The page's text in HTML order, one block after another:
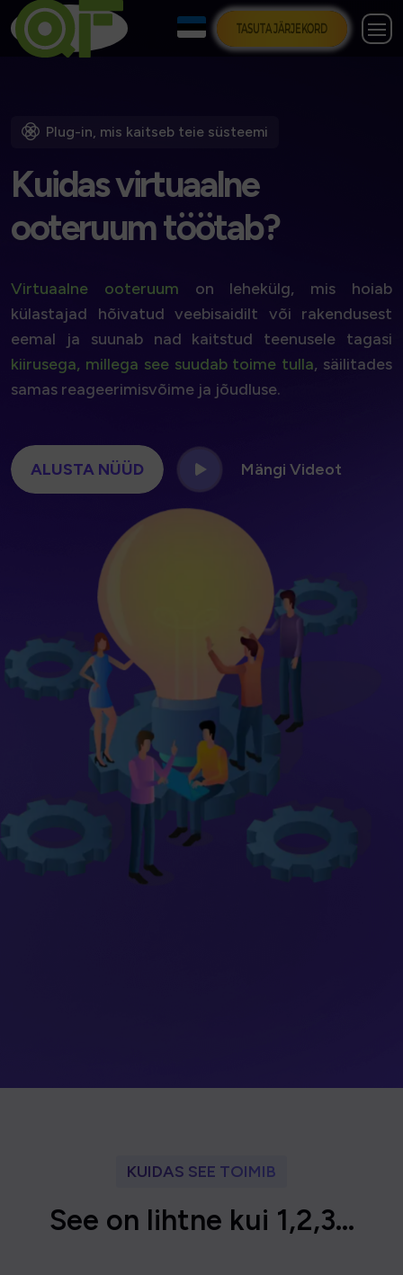
TASUTA JÄRJEKORD
Plug-in, mis kaitseb teie süsteemi
Kuidasvirtuaalne
ooteruumtöötab?
Virtuaalne ooteruum on lehekülg, mis hoiab
külastajad hõivatud veebisaidilt või rakendusest
eemal ja suunab nad kaitstud teenusele tagasi
kiirusega, millega see suudab toime tulla, säilitades
samas reageerimisvõime ja jõudluse.
ALUSTA NÜÜD Mängi Videot
KUIDAS SEE TOIMIB
See on lihtne kui 1,2,3...